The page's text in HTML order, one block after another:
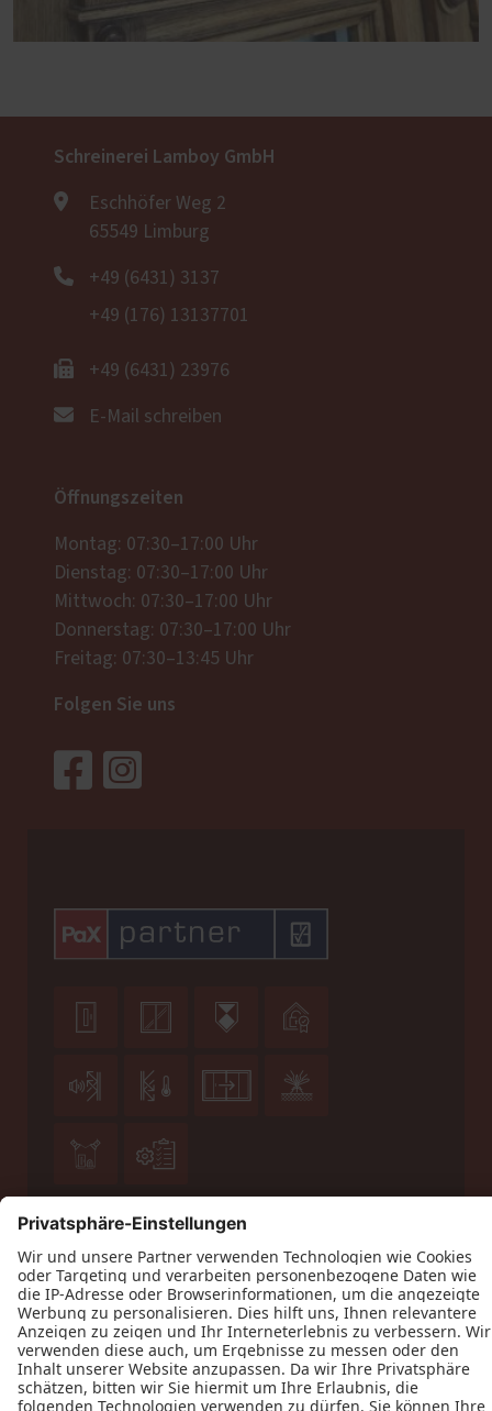
Schreinerei Lamboy GmbH
Eschhöfer Weg 2
65549 Limburg
+49 (6431) 3137
+49 (176) 13137701
+49 (6431) 23976
E-Mail schreiben
Öffnungszeiten
Montag: 07:30–17:00 Uhr
Dienstag: 07:30–17:00 Uhr
Mittwoch: 07:30–17:00 Uhr
Donnerstag: 07:30–17:00 Uhr
Freitag: 07:30–13:45 Uhr
Folgen Sie uns
   
   
 
Datenschutz Impressum
Kontakt
Schreinerei Lamboy GmbH © 2026